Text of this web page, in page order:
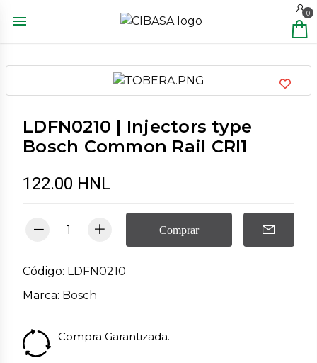
0
LDFN0210 | Injectors type
Bosch Common Rail CRI1
122.00 HNL
Comprar
Código: LDFN0210
Marca: Bosch
Compra Garantizada.